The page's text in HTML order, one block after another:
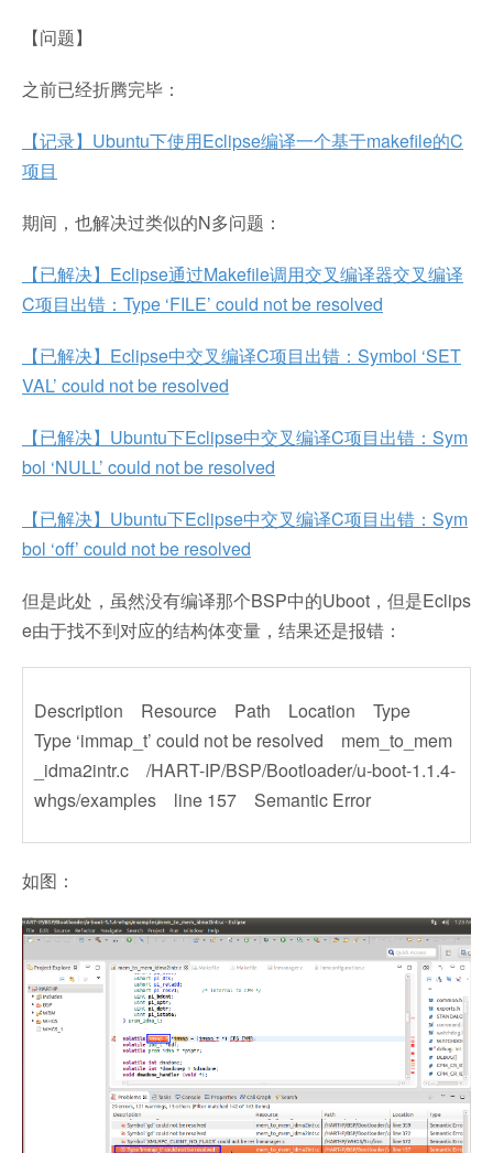
【问题】
之前已经折腾完毕：
【记录】Ubuntu下使用Eclipse编译一个基于makefile的C
项目
期间，也解决过类似的N多问题：
【已解决】Eclipse通过Makefile调用交叉编译器交叉编译
C项目出错：Type ‘FILE’ could not be resolved
【已解决】Eclipse中交叉编译C项目出错：Symbol ‘SET
VAL’ could not be resolved
【已解决】Ubuntu下Eclipse中交叉编译C项目出错：Sym
bol ‘NULL’ could not be resolved
【已解决】Ubuntu下Eclipse中交叉编译C项目出错：Sym
bol ‘off’ could not be resolved
但是此处，虽然没有编译那个BSP中的Uboot，但是Eclips
e由于找不到对应的结构体变量，结果还是报错：
Description Resource Path Location Type
Type ‘immap_t’ could not be resolved mem_to_mem
_idma2intr.c /HART-IP/BSP/Bootloader/u-boot-1.1.4-
whgs/examples line 157 Semantic Error
如图：